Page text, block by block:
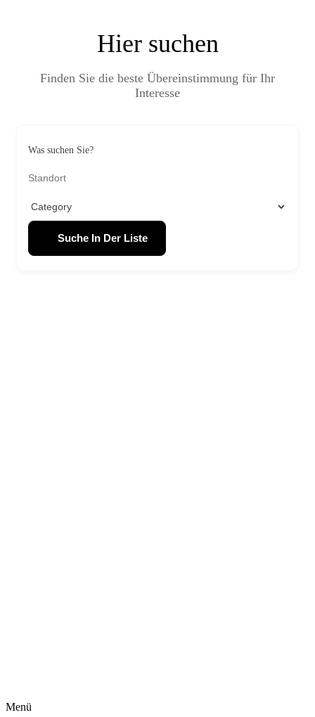
Hier suchen
Finden Sie die beste Übereinstimmung für Ihr
Interesse
Was suchen Sie?
Suche In Der Liste
Menü